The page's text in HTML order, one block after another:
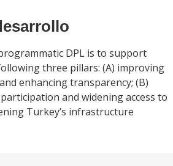
DPL is to support
three pillars: (A) improving
enhancing transparency; (B)
and widening access to
Turkey’s infrastructure